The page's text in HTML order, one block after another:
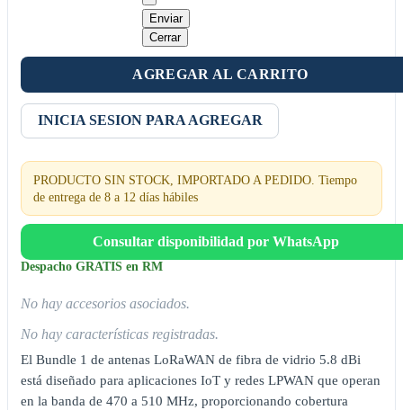
Enviar
Cerrar
AGREGAR AL CARRITO
INICIA SESION PARA AGREGAR
PRODUCTO SIN STOCK, IMPORTADO A PEDIDO. Tiempo
de entrega de 8 a 12 días hábiles
Consultar disponibilidad por WhatsApp
Despacho GRATIS en RM
No hay accesorios asociados.
No hay características registradas.
El Bundle 1 de antenas LoRaWAN de fibra de vidrio 5.8 dBi
está diseñado para aplicaciones IoT y redes LPWAN que operan
en la banda de 470 a 510 MHz, proporcionando cobertura